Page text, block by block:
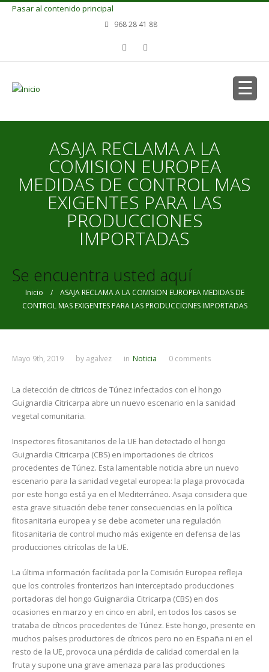
Pasar al contenido principal
968 28 41 88
ASAJA RECLAMA A LA
COMISION EUROPEA
MEDIDAS DE CONTROL MAS
EXIGENTES PARA LAS
PRODUCCIONES
IMPORTADAS
Se encuentra usted aquí
Inicio / ASAJA RECLAMA A LA COMISION EUROPEA MEDIDAS DE
CONTROL MAS EXIGENTES PARA LAS PRODUCCIONES IMPORTADAS
Mayo 9th, 2019 by agalvez in Noticia 0 comments
La detección de cítricos de Túnez infectados con el hongo
Guignardia Citricarpa abre un nuevo escenario en la sanidad
vegetal comunitaria.
Inspectores fitosanitarios de la UE han detectado el hongo
Guignardia Citricarpa (CBS) en importaciones de cítricos
procedentes de Túnez. Esta lamentable noticia abre un nuevo
escenario para la sanidad vegetal europea: la plaga provocada
por este hongo está ya en el Mediterráneo. Asaja considera que
esta grave situación debe tener consecuencias en la política
fitosanitaria europea y se debe acometer una regulación
fitosanitaria de control mucho más exigente en defensa de las
producciones citrícolas de la UE.
La última información facilitada por la Comisión Europea refleja
que los controles fronterizos han interceptado producciones
portadoras del hongo Guignardia Citricarpa (CBS) en dos
ocasiones en marzo y en cinco en abril, en todos los casos se
trataba de cítricos procedentes de Túnez. Este hongo, presente en
muchos países productores de cítricos pero no en España ni en el
resto de la UE, provoca una pérdida de calidad comercial en la
fruta y supone una grave amenaza para las producciones